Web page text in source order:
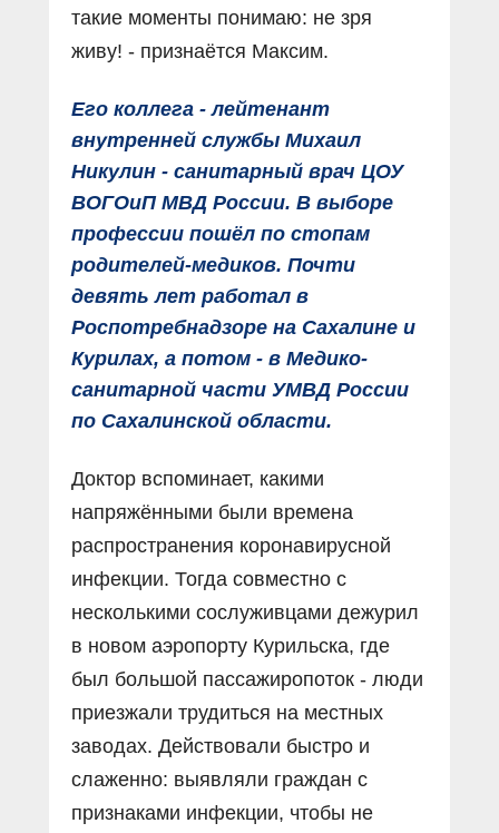
такие моменты понимаю: не зря
живу! - признаётся Максим.
Его коллега - лейтенант
внутренней службы Михаил
Никулин - санитарный врач ЦОУ
ВОГОиП МВД России. В выборе
профессии пошёл по стопам
родителей-медиков. Почти
девять лет работал в
Роспотребнадзоре на Сахалине и
Курилах, а потом - в Медико-
санитарной части УМВД России
по Сахалинской области.
Доктор вспоминает, какими
напряжёнными были времена
распространения коронавирусной
инфекции. Тогда совместно с
несколькими сослуживцами дежурил
в новом аэропорту Курильска, где
был большой пассажиропоток - люди
приезжали трудиться на местных
заводах. Действовали быстро и
слаженно: выявляли граждан с
признаками инфекции, чтобы не